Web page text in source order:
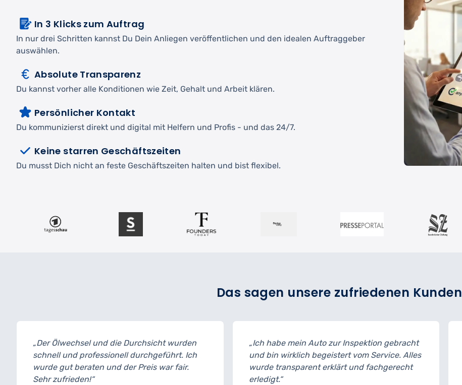
In 3 Klicks zum Auftrag
In nur drei Schritten kannst Du Dein Anliegen veröffentlichen und den idealen Auftraggeber
auswählen.
Absolute Transparenz
Du kannst vorher alle Konditionen wie Zeit, Gehalt und Arbeit klären.
Persönlicher Kontakt
Du kommunizierst direkt und digital mit Helfern und Profis - und das 24/7.
Keine starren Geschäftszeiten
Du musst Dich nicht an feste Geschäftszeiten halten und bist flexibel.
Das sagen unsere zufriedenen Kunden
„Der Ölwechsel und die Durchsicht wurden
schnell und professionell durchgeführt. Ich
wurde gut beraten und der Preis war fair.
Sehr zufrieden!“
„Ich habe mein Auto zur Inspektion gebracht
und bin wirklich begeistert vom Service. Alles
wurde transparent erklärt und fachgerecht
erledigt.“